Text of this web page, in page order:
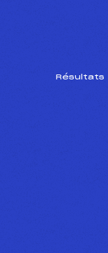
Résultats